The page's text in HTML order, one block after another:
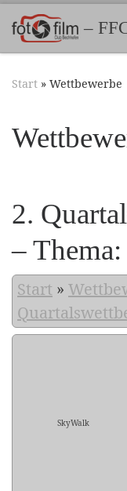
Zum Inhalt–
Start » Wettbewerbe
2.
–
Start »
SkyWalk